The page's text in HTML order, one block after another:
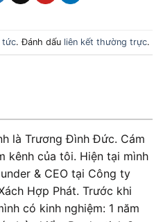
tức. Đánh dấu liên kết thường trực.
là Trương Đình Đức. Cám
kênh của tôi. Hiện tại mình
& CEO tại Công ty
Hợp Phát. Trước khi
có kinh nghiệm: 1 năm